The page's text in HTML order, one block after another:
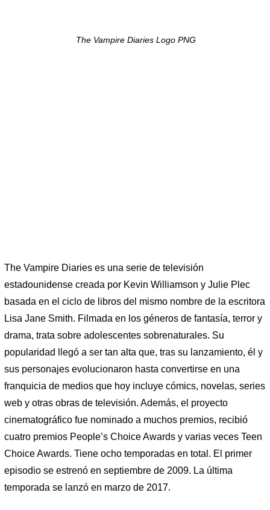
The Vampire Diaries Logo PNG
The Vampire Diaries es una serie de televisión
estadounidense creada por Kevin Williamson y Julie Plec
basada en el ciclo de libros del mismo nombre de la escritora
Lisa Jane Smith. Filmada en los géneros de fantasía, terror y
drama, trata sobre adolescentes sobrenaturales. Su
popularidad llegó a ser tan alta que, tras su lanzamiento, él y
sus personajes evolucionaron hasta convertirse en una
franquicia de medios que hoy incluye cómics, novelas, series
web y otras obras de televisión. Además, el proyecto
cinematográfico fue nominado a muchos premios, recibió
cuatro premios People’s Choice Awards y varias veces Teen
Choice Awards. Tiene ocho temporadas en total. El primer
episodio se estrenó en septiembre de 2009. La última
temporada se lanzó en marzo de 2017.